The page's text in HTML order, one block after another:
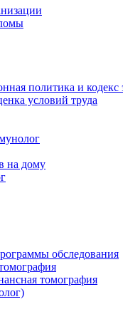
политика и кодекс
условий труда
на дому
обследования
томография